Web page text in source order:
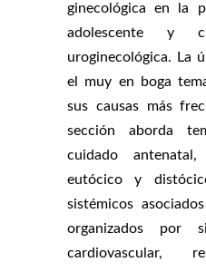
ginecológica en la
adolescente y
uroginecológica. La
el muy en boga
sus causas más
sección aborda
cuidado
eutócico y
sistémicos
organizados por
cardiovascular,